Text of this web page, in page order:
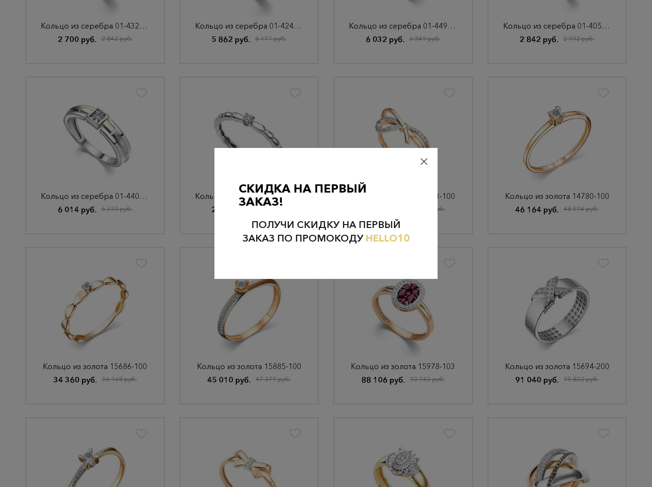
Кольцо из серебра 01-4323/000Б-00
2 700 руб.
2 842 руб.
Кольцо из серебра 01-4243/000Б-17
5 862 руб.
6 171 руб.
Кольцо из серебра 01-4498/000Б-00
6 032 руб.
6 349 руб.
Кольцо из серебра 01-4050/00КЦ-00
2 842 руб.
2 992 руб.
Кольцо из серебра 01-4403/000Б-00
6 014 руб.
6 330 руб.
2 389 руб.
Кольцо из золота 16233-100
61 098 руб.
Кольцо из золота 14780-100
46 164 руб.
48 594 руб.
Кольцо из золота 15686-100
34 360 руб.
36 168 руб.
Кольцо из золота 15885-100
45 010 руб.
47 379 руб.
Кольцо из золота 15978-103
88 106 руб.
92 743 руб.
Кольцо из золота 15694-200
91 040 руб.
95 832 руб.
СКИДКА НА ПЕРВЫЙ
ЗАКАЗ!
ПОЛУЧИ СКИДКУ НА ПЕРВЫЙ
ЗАКАЗ ПО ПРОМОКОДУ HELLO10